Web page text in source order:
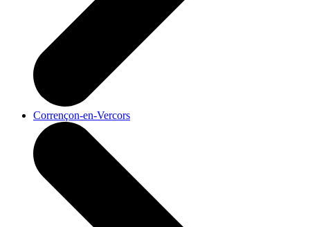
Corrençon-en-Vercors